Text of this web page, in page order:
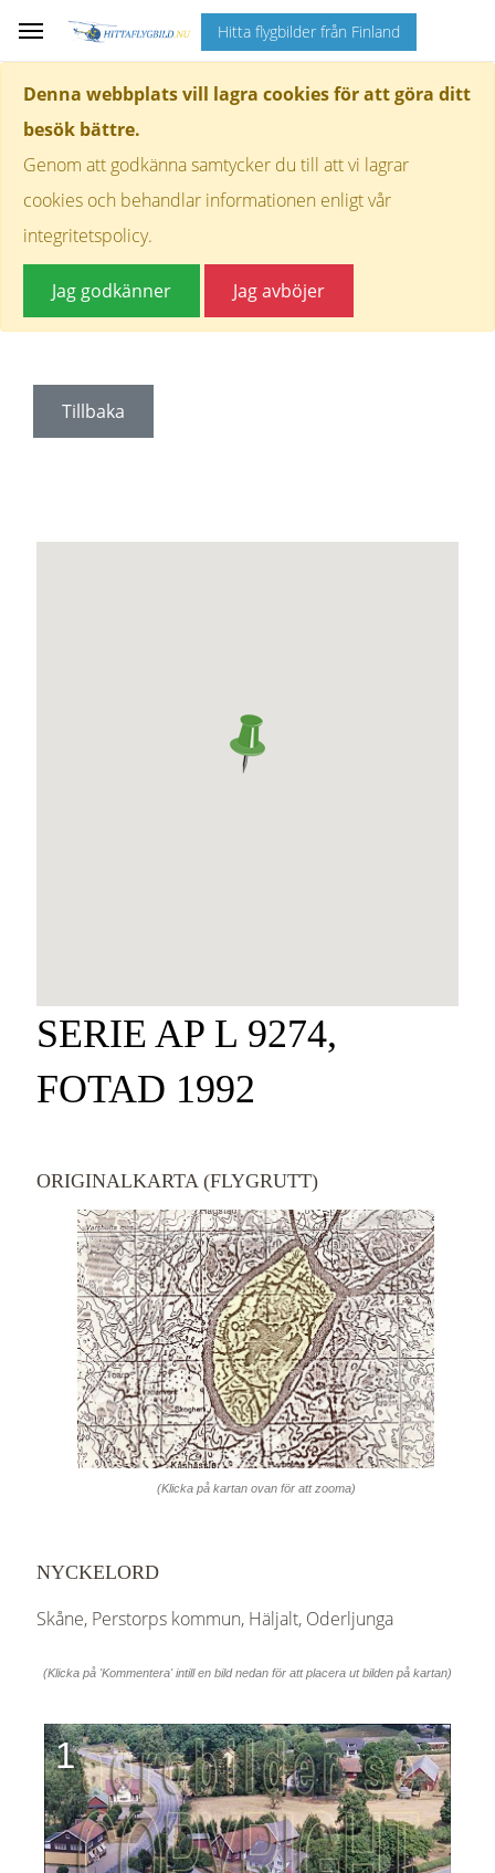
Denna webbplats vill lagra cookies för att göra ditt
besök bättre.
Genom att godkänna samtycker du till att vi lagrar
cookies och behandlar informationen enligt vår
integritetspolicy.
Jag godkänner Jag avböjer
Hitta flygbilder från Finland
Tillbaka
SERIE AP L 9274,
FOTAD 1992
ORIGINALKARTA (FLYGRUTT)
(Klicka på kartan ovan för att zooma)
NYCKELORD
Skåne, Perstorps kommun, Häljalt, Oderljunga
(Klicka på 'Kommentera' intill en bild nedan för att placera ut bilden på kartan)
1